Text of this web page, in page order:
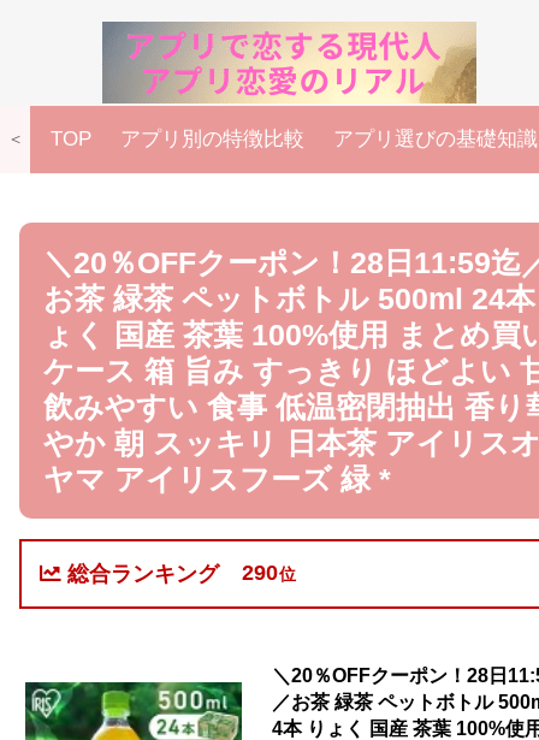
TOP アプリ別の特徴比較 アプリ選びの基礎知識
＜
＼20％OFFクーポン！28日11:59迄
お茶 緑茶 ペットボトル 500ml 24
ょく 国産 茶葉 100%使用 まとめ買
ケース 箱 旨み すっきり ほどよい
飲みやすい 食事 低温密閉抽出 香り
やか 朝 スッキリ 日本茶 アイリス
ヤマ アイリスフーズ 緑 *
総合ランキング 290位
＼20％OFFクーポン！28日
／お茶 緑茶 ペットボトル
4本 りょく 国産 茶葉 100%使